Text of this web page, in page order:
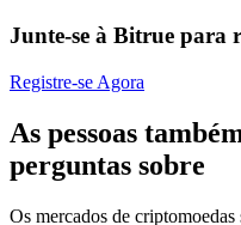
Copiar Trading
Junte-se à Bitrue para
Registre-se Agora
As pessoas
perguntas sobre
Os mercados de